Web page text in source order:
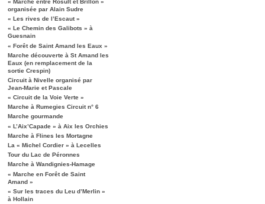
« Marche entre Rosult et Brillon »
organisée par Alain Sudre
« Les rives de l’Escaut »
« Le Chemin des Galibots » à
Guesnain
« Forêt de Saint Amand les Eaux »
Marche découverte à St Amand les
Eaux (en remplacement de la
sortie Crespin)
Circuit à Nivelle organisé par
Jean-Marie et Pascale
« Circuit de la Voie Verte »
Marche à Rumegies Circuit n° 6
Marche gourmande
« L’Aix’Capade » à Aix les Orchies
Marche à Flines les Mortagne
La « Michel Cordier » à Lecelles
Tour du Lac de Péronnes
Marche à Wandignies-Hamage
« Marche en Forêt de Saint
Amand »
« Sur les traces du Leu d’Merlin »
à Hollain